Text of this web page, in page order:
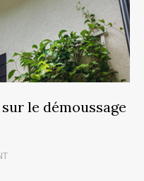
le démoussage